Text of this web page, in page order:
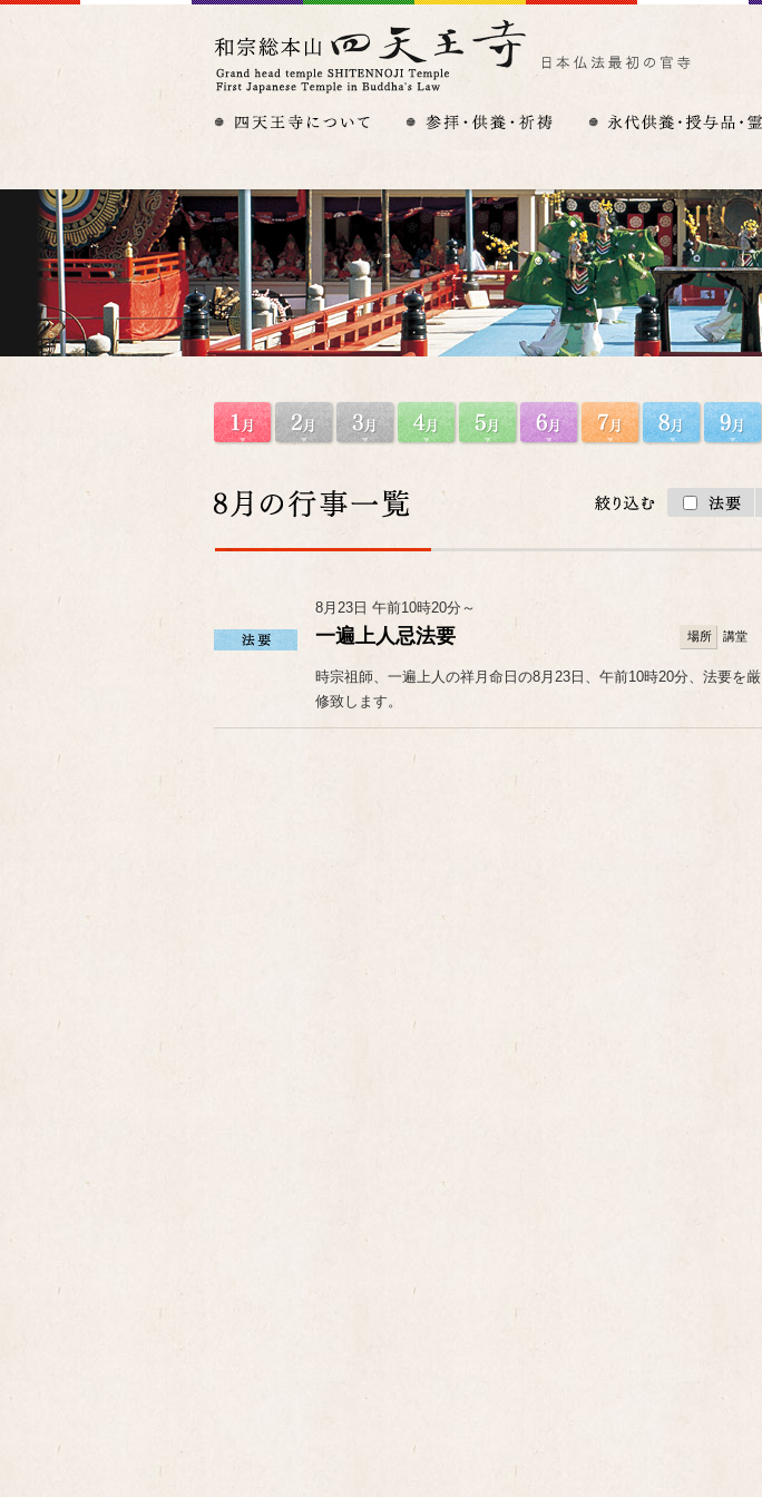
8月23日 午前10時20分～
一遍上人忌法要 場所 講堂
時宗祖師、一遍上人の祥月命日の8月23日、午前10時20分、法要を厳
修致します。